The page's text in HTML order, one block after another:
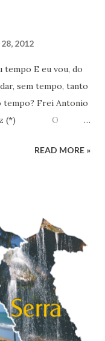
2012
tempo E eu vou, do
sem tempo, tanto
tempo? Frei Antonio
Luiz (*) O
que revela que em
em 2010. O
com nota média de
nordestinos
entre belgas e
a região mais rica
READ MORE »